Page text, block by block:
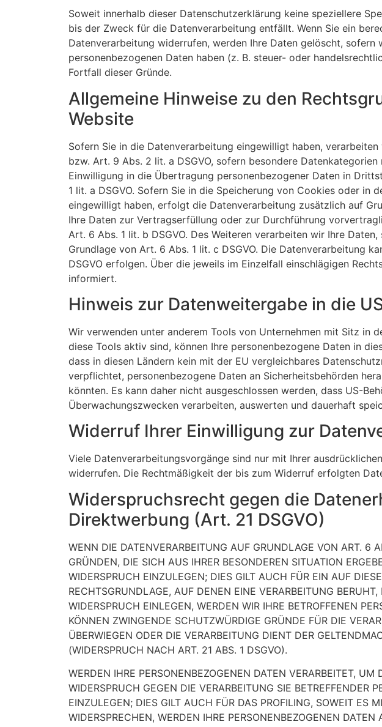
Soweit innerhalb dieser Datenschutzerklärung keine speziellere
bis der Zweck für die Datenverarbeitung entfällt. Wenn Sie ein
Datenverarbeitung widerrufen, werden Ihre Daten gelöscht,
personenbezogenen Daten haben (z. B. steuer- oder
Fortfall dieser Gründe.
Allgemeine Hinweise zu den
Website
Sofern Sie in die Datenverarbeitung eingewilligt haben,
bzw. Art. 9 Abs. 2 lit. a DSGVO, sofern besondere
Einwilligung in die Übertragung personenbezogener Daten in
1 lit. a DSGVO. Sofern Sie in die Speicherung von Cookies oder
eingewilligt haben, erfolgt die Datenverarbeitung zusätzlich auf
Ihre Daten zur Vertragserfüllung oder zur Durchführung
Art. 6 Abs. 1 lit. b DSGVO. Des Weiteren verarbeiten wir Ihre
Grundlage von Art. 6 Abs. 1 lit. c DSGVO. Die Datenverarbeitung
DSGVO erfolgen. Über die jeweils im Einzelfall einschlägigen
informiert.
Hinweis zur Datenweitergabe in die
Wir verwenden unter anderem Tools von Unternehmen mit Sitz in
diese Tools aktiv sind, können Ihre personenbezogene Daten in
dass in diesen Ländern kein mit der EU vergleichbares
verpflichtet, personenbezogene Daten an Sicherheitsbehörden
könnten. Es kann daher nicht ausgeschlossen werden, dass US-
Überwachungszwecken verarbeiten, auswerten und dauerhaft
Widerruf Ihrer Einwilligung zur
Viele Datenverarbeitungsvorgänge sind nur mit Ihrer
widerrufen. Die Rechtmäßigkeit der bis zum Widerruf erfolgten
Widerspruchsrecht gegen die
Direktwerbung (Art. 21 DSGVO)
WENN DIE DATENVERARBEITUNG AUF GRUNDLAGE VON ART. 6
GRÜNDEN, DIE SICH AUS IHRER BESONDEREN SITUATION
WIDERSPRUCH EINZULEGEN; DIES GILT AUCH FÜR EIN AUF
RECHTSGRUNDLAGE, AUF DENEN EINE VERARBEITUNG
WIDERSPRUCH EINLEGEN, WERDEN WIR IHRE BETROFFENEN
KÖNNEN ZWINGENDE SCHUTZWÜRDIGE GRÜNDE FÜR DIE
ÜBERWIEGEN ODER DIE VERARBEITUNG DIENT DER
(WIDERSPRUCH NACH ART. 21 ABS. 1 DSGVO).
WERDEN IHRE PERSONENBEZOGENEN DATEN VERARBEITET,
WIDERSPRUCH GEGEN DIE VERARBEITUNG SIE BETREFFENDER
EINZULEGEN; DIES GILT AUCH FÜR DAS PROFILING, SOWEIT ES
WIDERSPRECHEN, WERDEN IHRE PERSONENBEZOGENEN